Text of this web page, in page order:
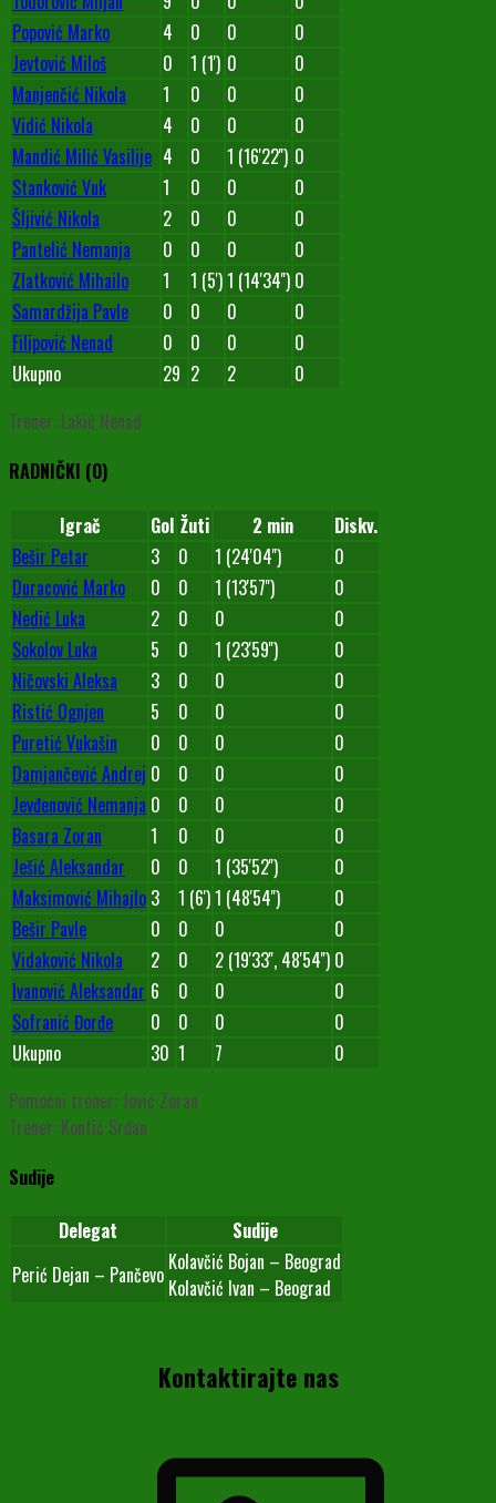
Popović Marko
4 0 0
0
Jevtović Miloš
0 1 (1') 0
0
Manjenčić Nikola
1 0 0
0
Vidić Nikola
4 0 0
0
Mandić Milić Vasilije 4 0 1 (16'22'') 0
Stanković Vuk
1 0 0
0
Šljivić Nikola
2 0 0
0
Pantelić Nemanja
0 0 0
0
Zlatković Mihailo
1 1 (5')1 (14'34'') 0
Samardžija Pavle
0 0 0
0
Filipović Nenad
0 0 0
0
Ukupno
29 2 2
0
Trener: Lakić Nenad
RADNIČKI (O)
Igrač Gol Žuti 2 min
Diskv.
Bešir Petar
3 0 1 (24'04'')
0
Duracović Marko
0 0 1 (13'57'')
0
Nedić Luka
2 0 0
0
Sokolov Luka
5 0 1 (23'59'')
0
Ničovski Aleksa
3 0 0
0
Ristić Ognjen
5 0 0
0
Puretić Vukašin
0 0 0
0
Damjančević Andrej 0 0 0
0
Jevđenović Nemanja 0 0 0
0
Basara Zoran
1 0 0
0
Ješić Aleksandar
0 0 1 (35'52'')
0
Maksimović Mihajlo 3 1 (6')1 (48'54'')
0
Bešir Pavle
0 0 0
0
Vidaković Nikola
2 0 2 (19'33'', 48'54'') 0
Ivanović Aleksandar 6 0 0
0
Sofranić Đorđe
0 0 0
0
Ukupno
30 1 7
0
Pomoćni trener: Jović Zoran
Trener: Kontić Srđan
Sudije
Delegat
Sudije
Perić Dejan – Pančevo Kolavčić Bojan – Beograd
Kolavčić Ivan – Beograd
Kontaktirajte nas